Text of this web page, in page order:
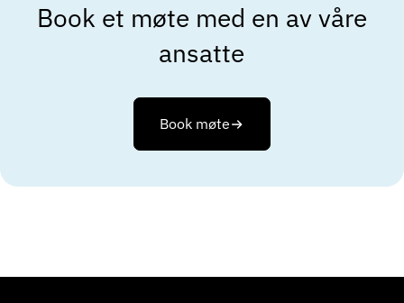
Book et møte med en av våre
ansatte
Book møte